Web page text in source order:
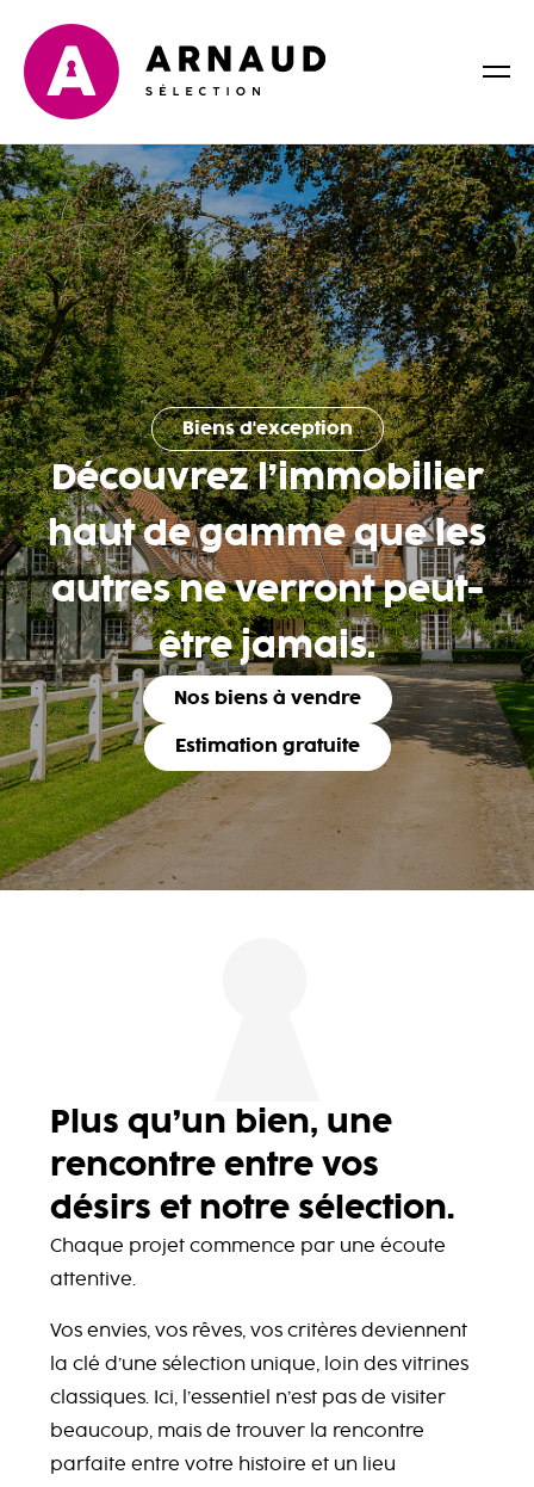
Biens d'exception
Découvrez l’immobilier
haut de gamme que les
autres ne verront peut-
être jamais.
Nos biens à vendre
Estimation gratuite
Plus qu’un bien, une
rencontre entre vos
désirs et notre sélection.
Chaque projet commence par une écoute
attentive.
Vos envies, vos rêves, vos critères deviennent
la clé d’une sélection unique, loin des vitrines
classiques. Ici, l’essentiel n’est pas de visiter
beaucoup, mais de trouver la rencontre
parfaite entre votre histoire et un lieu